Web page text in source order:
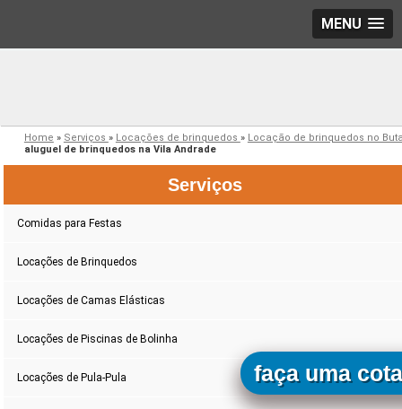
MENU
Home » Serviços » Locações de brinquedos » Locação de brinquedos no
aluguel de brinquedos na Vila Andrade
Serviços
Comidas para Festas
Locações de Brinquedos
Locações de Camas Elásticas
Locações de Piscinas de Bolinha
Locações de Pula-Pula faça uma